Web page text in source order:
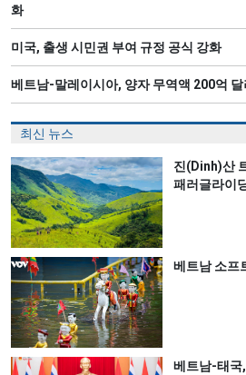
화
미국, 출생 시민권 부여 규정 공식 강화
베트남-말레이시아, 양자 무역액 200억 달
최신 뉴스
진(Dinh)산
패러글라이
베트남 소프
베트남-태국